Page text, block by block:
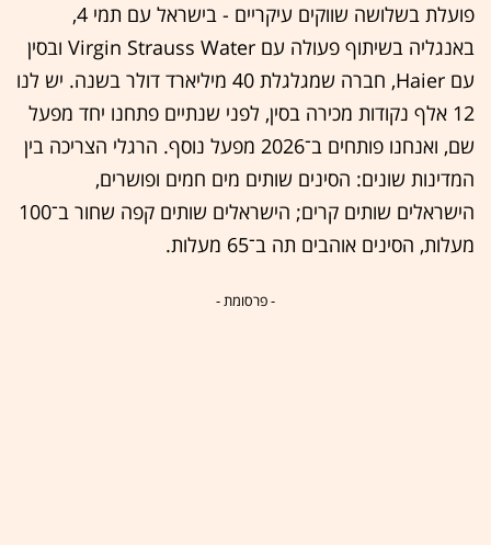
פועלת בשלושה שווקים עיקריים - בישראל עם תמי 4,
באנגליה בשיתוף פעולה עם Virgin Strauss Water ובסין
עם Haier, חברה שמגלגלת 40 מיליארד דולר בשנה. יש לנו
12 אלף נקודות מכירה בסין, לפני שנתיים פתחנו יחד מפעל
שם, ואנחנו פותחים ב־2026 מפעל נוסף. הרגלי הצריכה בין
המדינות שונים: הסינים שותים מים חמים ופושרים,
הישראלים שותים קרים; הישראלים שותים קפה שחור ב־100
מעלות, הסינים אוהבים תה ב־65 מעלות.
- פרסומת -